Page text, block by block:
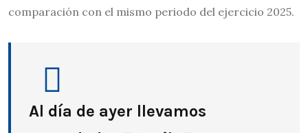
comparación con el mismo periodo del ejercicio 2025.
Al día de ayer llevamos